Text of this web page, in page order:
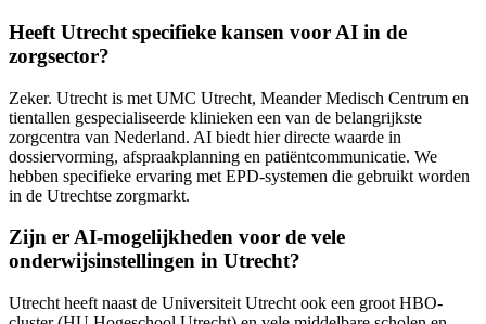
Heeft Utrecht specifieke kansen voor AI in de
zorgsector?
Zeker. Utrecht is met UMC Utrecht, Meander Medisch Centrum en
tientallen gespecialiseerde klinieken een van de belangrijkste
zorgcentra van Nederland. AI biedt hier directe waarde in
dossiervorming, afspraakplanning en patiëntcommunicatie. We
hebben specifieke ervaring met EPD-systemen die gebruikt worden
in de Utrechtse zorgmarkt.
Zijn er AI-mogelijkheden voor de vele
onderwijsinstellingen in Utrecht?
Utrecht heeft naast de Universiteit Utrecht ook een groot HBO-